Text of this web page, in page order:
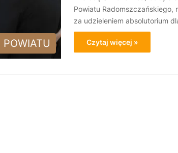
Powiatu Radomszczańskiego,
za udzieleniem absolutorium
Czytaj więcej »